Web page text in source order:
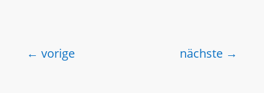
← vorige nächste →